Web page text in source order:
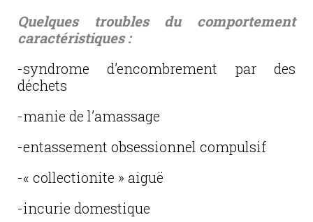
Quelques troubles du comportement
caractéristiques :
-syndrome d’encombrement par des
déchets
-manie de l’amassage
-entassement obsessionnel compulsif
-« collectionite » aiguë
-incurie domestique